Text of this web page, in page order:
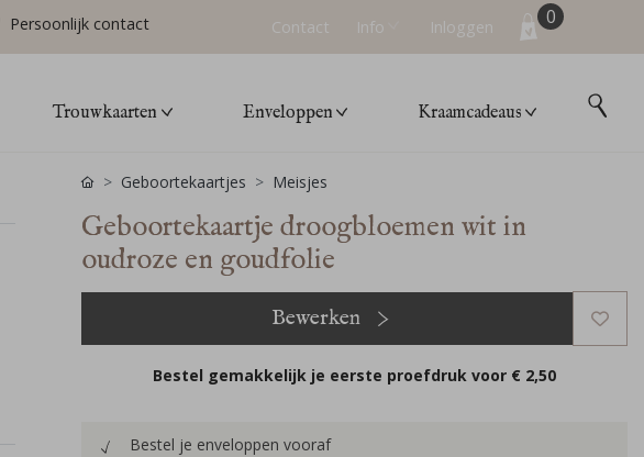
Persoonlijk contact Contact Info Inloggen 0
Trouwkaarten Enveloppen Kraamcadeaus
Geboortekaartjes Meisjes
Geboortekaartje droogbloemen wit in
oudroze en goudfolie
Bewerken
Bestel gemakkelijk je eerste proefdruk voor € 2,50
Bestel je enveloppen vooraf